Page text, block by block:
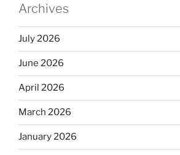
Archives
July 2026
June 2026
April 2026
March 2026
January 2026